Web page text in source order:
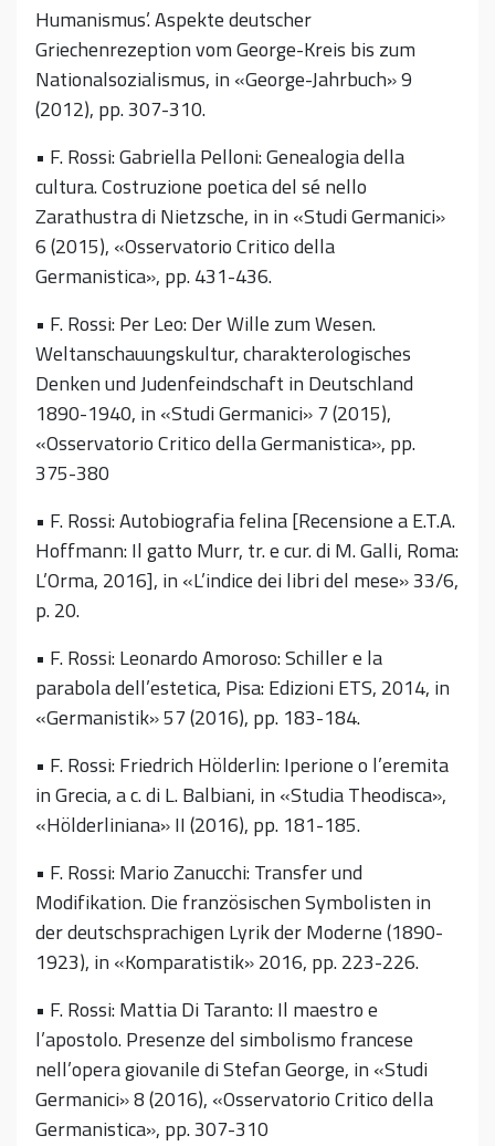
Humanismus’. Aspekte deutscher
Griechenrezeption vom George-Kreis bis zum
Nationalsozialismus, in «George-Jahrbuch» 9
(2012), pp. 307-310.
• F. Rossi: Gabriella Pelloni: Genealogia della
cultura. Costruzione poetica del sé nello
Zarathustra di Nietzsche, in in «Studi Germanici»
6 (2015), «Osservatorio Critico della
Germanistica», pp. 431-436.
• F. Rossi: Per Leo: Der Wille zum Wesen.
Weltanschauungskultur, charakterologisches
Denken und Judenfeindschaft in Deutschland
1890-1940, in «Studi Germanici» 7 (2015),
«Osservatorio Critico della Germanistica», pp.
375-380
• F. Rossi: Autobiografia felina [Recensione a E.T.A.
Hoffmann: Il gatto Murr, tr. e cur. di M. Galli, Roma:
L’Orma, 2016], in «L’indice dei libri del mese» 33/6,
p. 20.
• F. Rossi: Leonardo Amoroso: Schiller e la
parabola dell’estetica, Pisa: Edizioni ETS, 2014, in
«Germanistik» 57 (2016), pp. 183-184.
• F. Rossi: Friedrich Hölderlin: Iperione o l’eremita
in Grecia, a c. di L. Balbiani, in «Studia Theodisca»,
«Hölderliniana» II (2016), pp. 181-185.
• F. Rossi: Mario Zanucchi: Transfer und
Modifikation. Die französischen Symbolisten in
der deutschsprachigen Lyrik der Moderne (1890-
1923), in «Komparatistik» 2016, pp. 223-226.
• F. Rossi: Mattia Di Taranto: Il maestro e
l’apostolo. Presenze del simbolismo francese
nell’opera giovanile di Stefan George, in «Studi
Germanici» 8 (2016), «Osservatorio Critico della
Germanistica», pp. 307-310